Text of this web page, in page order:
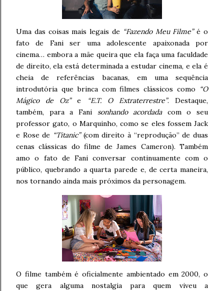
Uma das coisas mais legais de “Fazendo Meu Filme”é o
fato de Fani ser uma adolescente apaixonada por
cinema… embora a mãe queira que ela faça uma faculdade
de direito, ela está determinada a estudar cinema, e ela é
cheia de referências bacanas, em uma sequência
introdutória que brinca com filmes clássicos como
“O
Mágico de Oz”e “E.T. O Extraterrestre”. Destaque,
também, para a Fani sonhando acordadacom o seu
professor gato, o Marquinho, como se eles fossem Jack
e Rose de “Titanic”(com direito à “reprodução” de duas
cenas clássicas do filme de James Cameron). Também
amo o fato de Fani conversar continuamente com o
público, quebrando a quarta parede e, de certa maneira,
nos tornando ainda mais próximos da personagem.
O filme também é oficialmente ambientado em 2000, o
que gera alguma nostalgia para quem viveu a